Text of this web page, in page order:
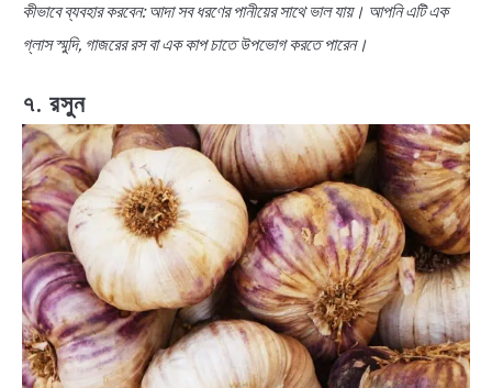
কীভাবে ব্যবহার করবেন: আদা সব ধরণের পানীয়ের সাথে ভাল যায়। আপনি এটি এক
গ্লাস স্মুদি, গাজরের রস বা এক কাপ চাতে উপভোগ করতে পারেন।
৭. রসুন